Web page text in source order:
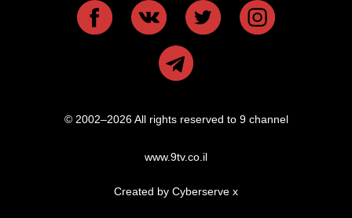
© 2002–2026 All rights reserved to 9 channel
www.9tv.co.il
Created by Cyberserve x